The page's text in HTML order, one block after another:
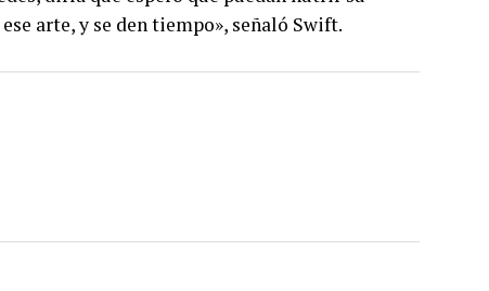
arte, y se den tiempo», señaló Swift.